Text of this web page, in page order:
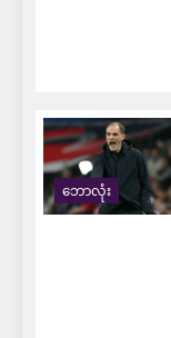
ဘောလုံး